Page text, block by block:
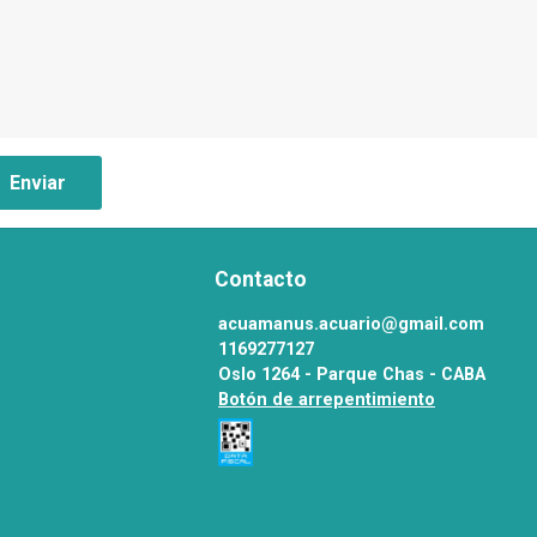
Enviar
Contacto
acuamanus.acuario@gmail.com
1169277127
Oslo 1264 - Parque Chas - CABA
Botón de arrepentimiento